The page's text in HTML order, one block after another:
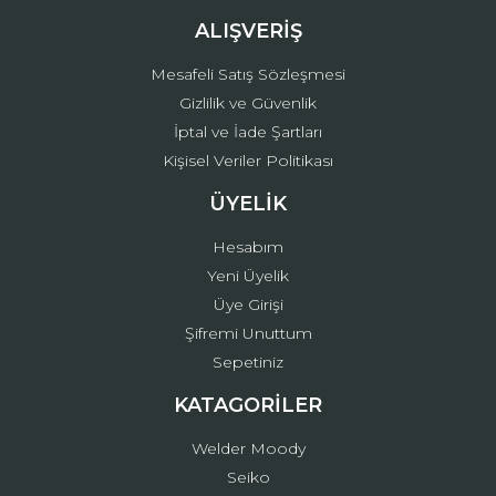
ALIŞVERİŞ
Mesafeli Satış Sözleşmesi
Gizlilik ve Güvenlik
İptal ve İade Şartları
Kişisel Veriler Politikası
ÜYELİK
Hesabım
Yeni Üyelik
Üye Girişi
Şifremi Unuttum
Sepetiniz
KATAGORİLER
Welder Moody
Seiko